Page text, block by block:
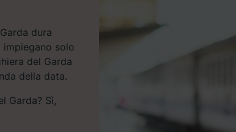
dura
solo
del Garda
della data.
Garda? Sì,